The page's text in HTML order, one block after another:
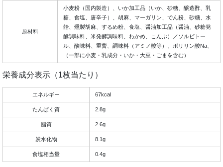
原材料
小麦粉（国内製造）、いか加工品（いか、砂糖、醸造酢、乳
糖、食塩、唐辛子）、胡麻、マーガリン、でん粉、砂糖、水
飴、燻製胡麻、するめ粉、食塩、醤油加工品（醤油、砂糖発
酵調味料、米発酵調味料、わかめ、こんぶ）／ソルビトー
ル、酸味料、重曹、調味料（アミノ酸等）、ポリリン酸Na、
（一部に小麦・乳成分・いか・大豆・ごまを含む）
栄養成分表示（1枚当たり）
エネルギー 67kcal
たんぱく質 2.8g
脂質 2.6g
炭水化物 8.1g
食塩相当量 0.4g